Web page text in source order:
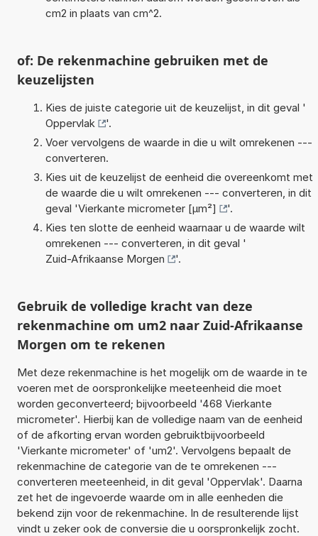
cm2 in plaats van cm^2.
of: De rekenmachine gebruiken met de
keuzelijsten
Kies de juiste categorie uit de keuzelijst, in dit geval '
Oppervlak
'.
Voer vervolgens de waarde in die u wilt omrekenen ---
converteren.
Kies uit de keuzelijst de eenheid die overeenkomt met
de waarde die u wilt omrekenen --- converteren, in dit
geval 'Vierkante micrometer [µm²]
'.
Kies ten slotte de eenheid waarnaar u de waarde wilt
omrekenen --- converteren, in dit geval '
Zuid-Afrikaanse Morgen
'.
Gebruik de volledige kracht van deze
rekenmachine om um2 naar Zuid-Afrikaanse
Morgen om te rekenen
Met deze rekenmachine is het mogelijk om de waarde in te
voeren met de oorspronkelijke meeteenheid die moet
worden geconverteerd; bijvoorbeeld '468 Vierkante
micrometer'. Hierbij kan de volledige naam van de eenheid
of de afkorting ervan worden gebruiktbijvoorbeeld
'Vierkante micrometer' of 'um2'. Vervolgens bepaalt de
rekenmachine de categorie van de te omrekenen ---
converteren meeteenheid, in dit geval 'Oppervlak'. Daarna
zet het de ingevoerde waarde om in alle eenheden die
bekend zijn voor de rekenmachine. In de resulterende lijst
vindt u zeker ook de conversie die u oorspronkelijk zocht.